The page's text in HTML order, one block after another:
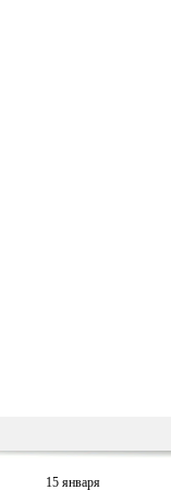
15 января